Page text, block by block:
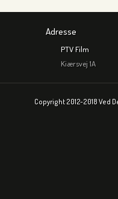
Adresse
PTV Film
Kiærsvej 1A
Copyright 2012-2018 Ved